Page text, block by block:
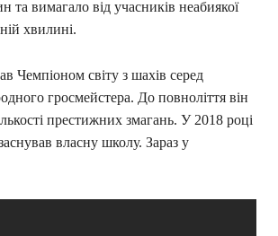
та вимагало від учасників неабиякої
хвилині.
Чемпіоном світу з шахів серед
гросмейстера. До повноліття він
престижних змагань. У 2018 році
власну школу. Зараз у